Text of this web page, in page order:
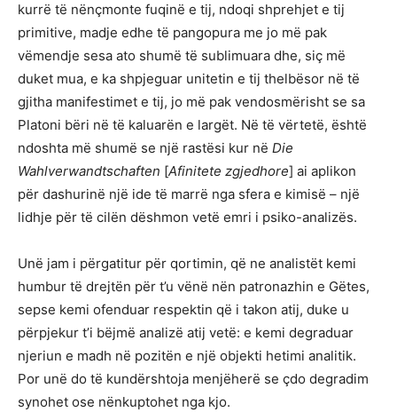
kurrë të nënçmonte fuqinë e tij, ndoqi shprehjet e tij
primitive, madje edhe të pangopura me jo më pak
vëmendje sesa ato shumë të sublimuara dhe, siç më
duket mua, e ka shpjeguar unitetin e tij thelbësor në të
gjitha manifestimet e tij, jo më pak vendosmërisht se sa
Platoni bëri në të kaluarën e largët. Në të vërtetë, është
ndoshta më shumë se një rastësi kur në Die
Wahlverwandtschaften [Afinitete zgjedhore] ai aplikon
për dashurinë një ide të marrë nga sfera e kimisë – një
lidhje për të cilën dëshmon vetë emri i psiko-analizës.
Unë jam i përgatitur për qortimin, që ne analistët kemi
humbur të drejtën për t’u vënë nën patronazhin e Gëtes,
sepse kemi ofenduar respektin që i takon atij, duke u
përpjekur t’i bëjmë analizë atij vetë: e kemi degraduar
njeriun e madh në pozitën e një objekti hetimi analitik.
Por unë do të kundërshtoja menjëherë se çdo degradim
synohet ose nënkuptohet nga kjo.